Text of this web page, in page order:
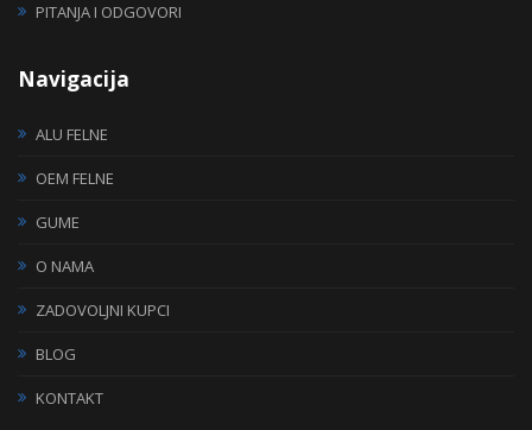
PITANJA I ODGOVORI
Navigacija
ALU FELNE
OEM FELNE
GUME
O NAMA
ZADOVOLJNI KUPCI
BLOG
KONTAKT